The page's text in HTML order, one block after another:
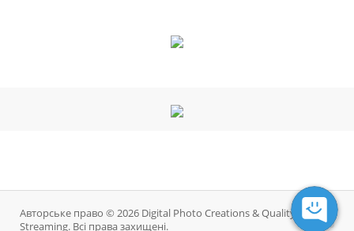
Авторське право © 2026 Digital Photo Creations & Quality DJ
Streaming. Всі права захищені.